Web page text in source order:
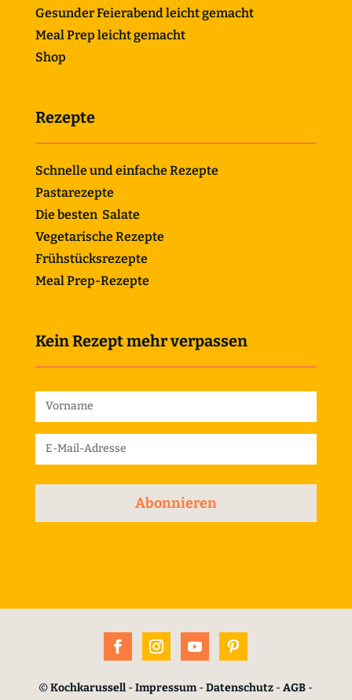
Gesunder Feierabend leicht gemacht
Meal Prep leicht gemacht
Shop
Rezepte
Schnelle und einfache Rezepte
Pastarezepte
Die besten Salate
Vegetarische Rezepte
Frühstücksrezepte
Meal Prep-Rezepte
Kein Rezept mehr verpassen
Abonnieren
©Kochkarussell -Impressum-Datenschutz -AGB -